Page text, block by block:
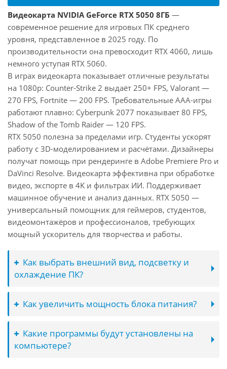
Видеокарта NVIDIA GeForce RTX 5050 8ГБ —
современное решение для игровых ПК среднего
уровня, представленное в 2025 году. По
производительности она превосходит RTX 4060, лишь
немного уступая RTX 5060.
В играх видеокарта показывает отличные результаты
на 1080p: Counter-Strike 2 выдаёт 250+ FPS, Valorant —
270 FPS, Fortnite — 200 FPS. Требовательные AAA-игры
работают плавно: Cyberpunk 2077 показывает 80 FPS,
Shadow of the Tomb Raider — 120 FPS.
RTX 5050 полезна за пределами игр. Студенты ускорят
работу с 3D-моделированием и расчётами. Дизайнеры
получат помощь при рендеринге в Adobe Premiere Pro и
DaVinci Resolve. Видеокарта эффективна при обработке
видео, экспорте в 4K и фильтрах ИИ. Поддерживает
машинное обучение и анализ данных. RTX 5050 —
универсальный помощник для геймеров, студентов,
видеомонтажёров и профессионалов, требующих
мощный ускоритель для творчества и работы.
Как выбрать внешний вид, подсветку и
охлаждение ПК?
Как увеличить мощность блока питания?
Какие программы будут установлены на
компьютере?